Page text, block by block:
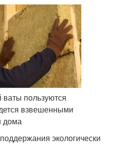
пользуются
взвешенными
дома
экологически